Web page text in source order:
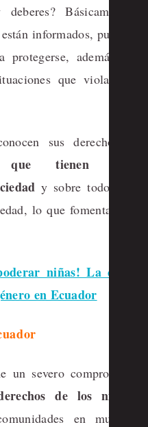
Básicamente,
informados, pueden
además de
que violan su
sus derechos y
que tienen una
y sobre todo con
lo que fomenta una
niñas! La clave
en Ecuador
severo compromiso
de los niños
en muchas